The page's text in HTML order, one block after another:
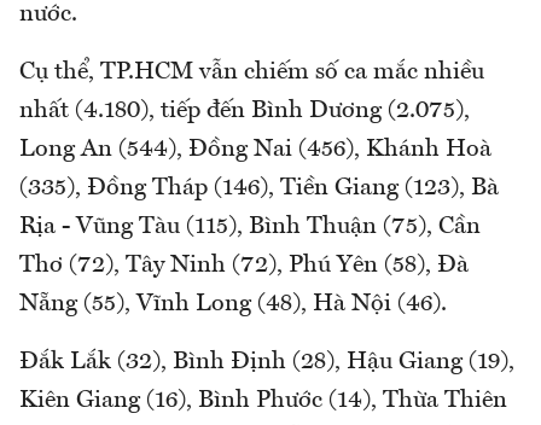
nước.
Cụ thể, TP.HCM vẫn chiếm số ca mắc nhiều
nhất (4.180), tiếp đến Bình Dương (2.075),
Long An (544), Đồng Nai (456), Khánh Hoà
(335), Đồng Tháp (146), Tiền Giang (123), Bà
Rịa - Vũng Tàu (115), Bình Thuận (75), Cần
Thơ (72), Tây Ninh (72), Phú Yên (58), Đà
Nẵng (55), Vĩnh Long (48), Hà Nội (46).
Đắk Lắk (32), Bình Định (28), Hậu Giang (19),
Kiên Giang (16), Bình Phước (14), Thừa Thiên